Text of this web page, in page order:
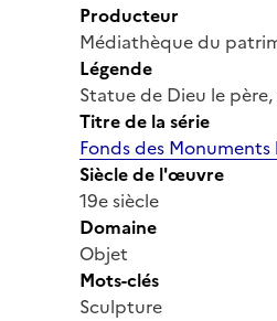
Producteur
Médiathèque du
Légende
Statue de Dieu le
Titre de la série
Fonds des
Siècle de l'œuvre
19e siècle
Domaine
Objet
Mots-clés
Sculpture